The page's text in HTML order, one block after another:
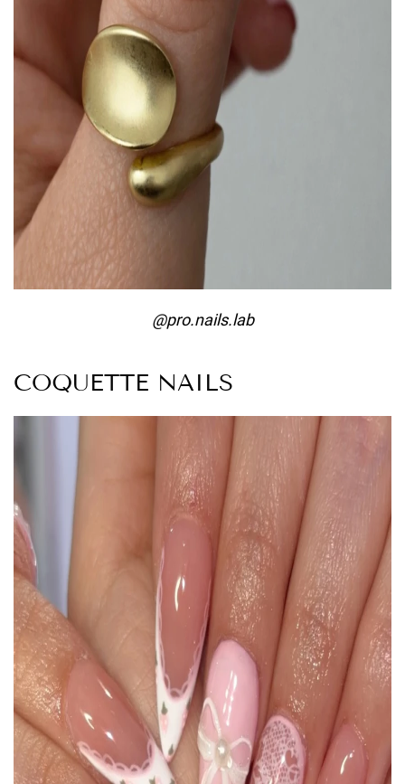
@pro.nails.lab
COQUETTE NAILS